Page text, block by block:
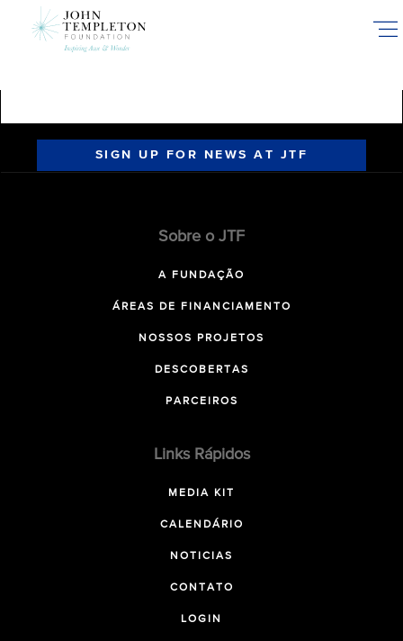
SIGN UP FOR NEWS AT JTF
Sobre o JTF
A FUNDAÇÃO
ÁREAS DE FINANCIAMENTO
NOSSOS PROJETOS
DESCOBERTAS
PARCEIROS
Links Rápidos
MEDIA KIT
CALENDÁRIO
NOTICIAS
CONTATO
LOGIN